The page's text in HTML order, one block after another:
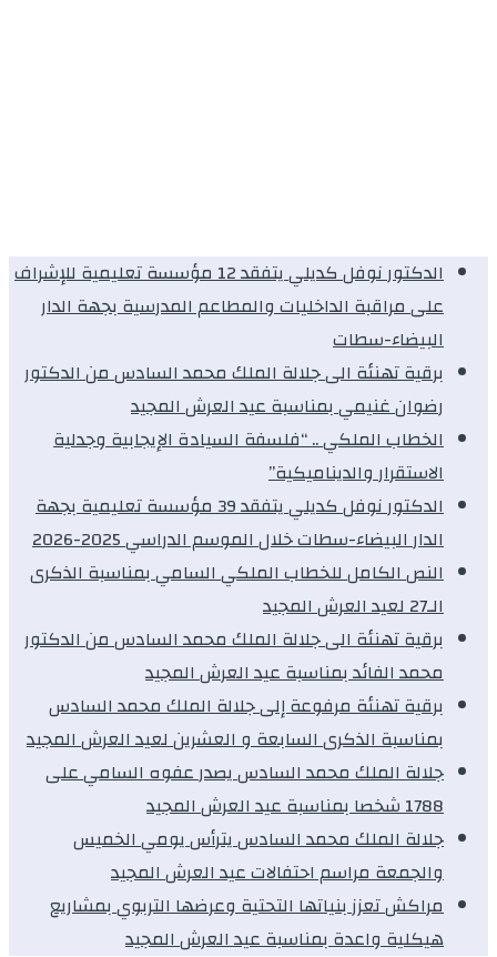
الدكتور نوفل كديلي يتفقد 12 مؤسسة تعليمية للإشراف
على مراقبة الداخليات والمطاعم المدرسية بجهة الدار
البيضاء-سطات
برقية تهنئة الى جلالة الملك محمد السادس من الدكتور
رضوان غنيمي بمناسبة عيد العرش المجيد
الخطاب الملكي .. “فلسفة السيادة الإيجابية وجدلية
الاستقرار والديناميكية”
الدكتور نوفل كديلي يتفقد 39 مؤسسة تعليمية بجهة
الدار البيضاء-سطات خلال الموسم الدراسي 2025-2026
النص الكامل للخطاب الملكي السامي بمناسبة الذكرى
الـ27 لعيد العرش المجيد
برقية تهنئة الى جلالة الملك محمد السادس من الدكتور
محمد الفائد بمناسبة عيد العرش المجيد
برقية تهنئة مرفوعة إلى جلالة الملك محمد السادس
بمناسبة الذكرى السابعة و العشرين لعيد العرش المجيد
جلالة الملك محمد السادس يصدر عفوه السامي على
1788 شخصا بمناسبة عيد العرش المجيد
جلالة الملك محمد السادس يترأس يومي الخميس
والجمعة مراسم احتفالات عيد العرش المجيد
مراكش تعزز بنياتها التحتية وعرضها التربوي بمشاريع
هيكلية واعدة بمناسبة عيد العرش المجيد